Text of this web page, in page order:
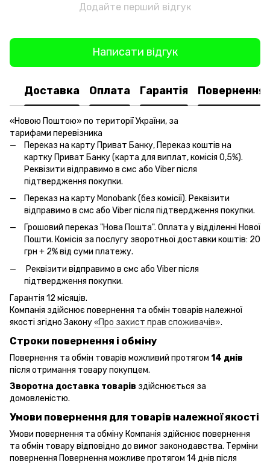
Додайте перший відгук
Написати відгук
Доставка Оплата Гарантія Повернення
«Новою Поштою» по території України, за
тарифами перевізника
Переказ на карту Приват Банку, Переказ коштів на
картку Приват Банку (карта для виплат, комісія 0,5%).
Реквізити відправимо в смс або Viber після
підтвердження покупки.
Переказ на карту Monobank (без комісії). Реквізити
відправимо в смс або Viber після підтвердження покупки.
Грошовий переказ "Нова Пошта". Оплата у відділенні Нової
Пошти. Комісія за послугу зворотньої доставки коштів: 20
грн + 2% від суми платежу.
Реквізити відправимо в смс або Viber після
підтвердження покупки.
Гарантія 12 місяців.
Компанія здійснює повернення та обмін товарів належної
якості згідно Закону«Про захист прав споживачів».
Строки повернення і обміну
Повернення та обмін товарів можливий протягом 14 днів
після отримання товару покупцем.
Зворотна доставка товарів здійснюється за
домовленістю.
Умови повернення для товарів належної якості
Умови повернення та обміну Компанія здійснює повернення
та обмін товару відповідно до вимог законодавства. Терміни
повернення Повернення можливе протягом 14 днів після